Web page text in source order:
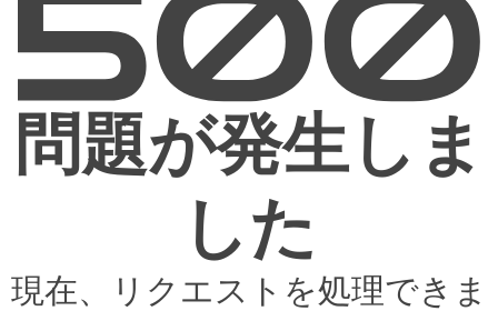
問題が発生しま
した
現在、リクエストを処理できま